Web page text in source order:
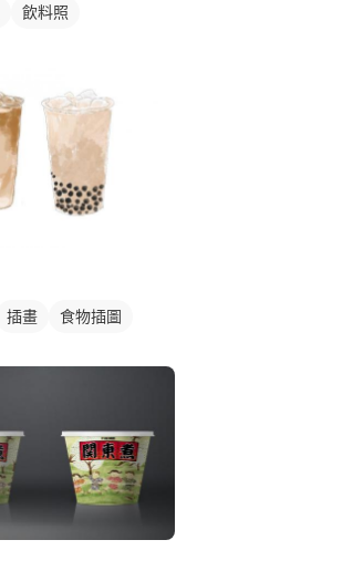
飲料照
插畫 食物插圖